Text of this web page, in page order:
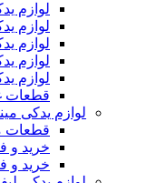
لوازم
لوازم
لوازم
لوازم
لوازم
قطعات
لوازم یدکی
قطعات
خرید و
خرید و